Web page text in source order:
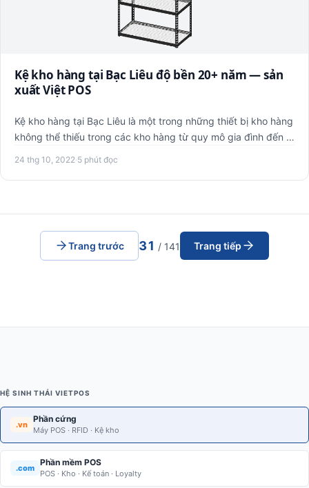
Kệ kho hàng tại Bạc Liêu độ bền 20+ năm — sản
xuất Việt POS
Kệ kho hàng tại Bạc Liêu là một trong những thiết bị kho hàng
không thể thiếu trong các kho hàng từ quy mô gia đình đến …
24 thg 10, 2022·5 phút đọc
Trang trước 31 / 141 Trang tiếp
HỆ SINH THÁI VIETPOS
.vn
Phần cứng
Máy POS · RFID · Kệ kho
.com
Phần mềm POS
POS · Kho · Kế toán · Loyalty